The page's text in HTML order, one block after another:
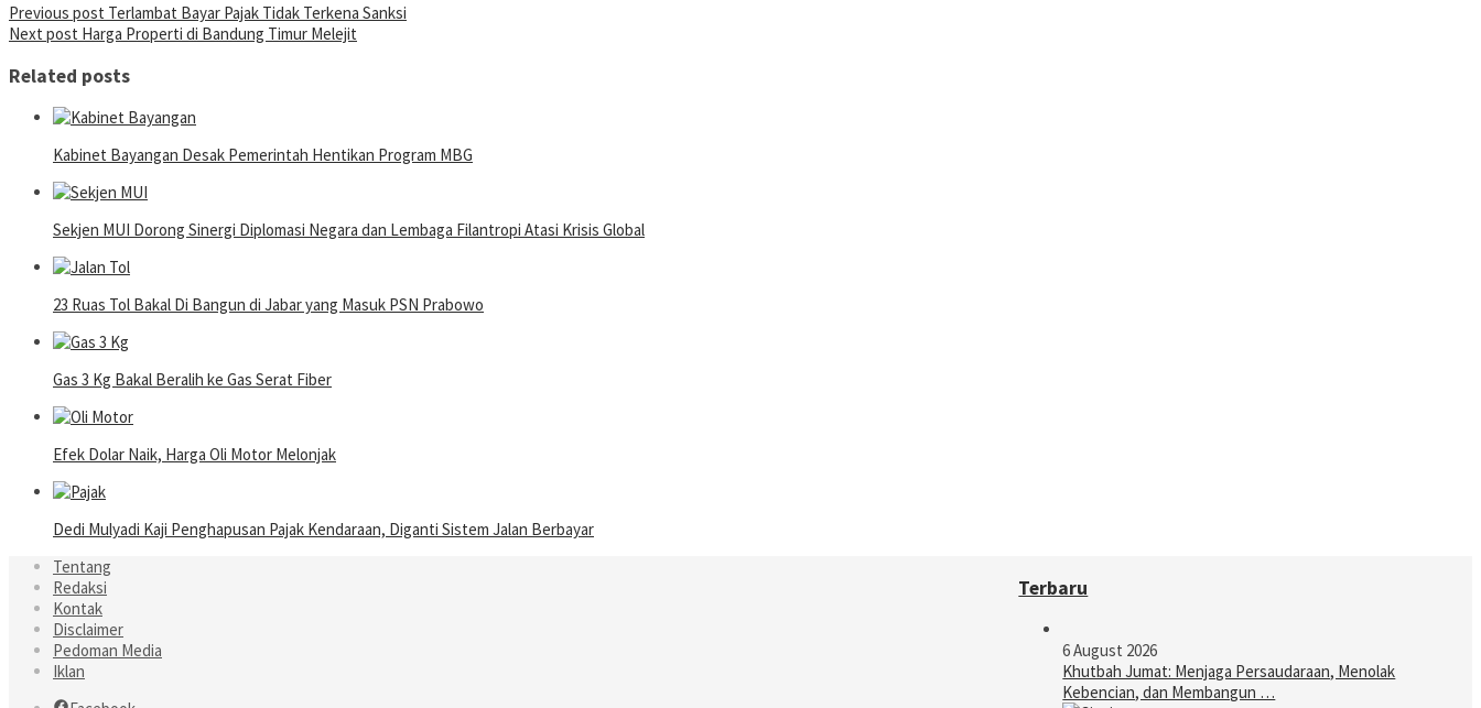
Post
navigation
Previous post Terlambat Bayar Pajak Tidak Terkena Sanksi
Next post Harga Properti di Bandung Timur Melejit
Related posts
Kabinet Bayangan Desak Pemerintah Hentikan Program MBG
Sekjen MUI Dorong Sinergi Diplomasi Negara dan Lembaga Filantropi Atasi Krisis Global
23 Ruas Tol Bakal Di Bangun di Jabar yang Masuk PSN Prabowo
Gas 3 Kg Bakal Beralih ke Gas Serat Fiber
Efek Dolar Naik, Harga Oli Motor Melonjak
Dedi Mulyadi Kaji Penghapusan Pajak Kendaraan, Diganti Sistem Jalan Berbayar
Terbaru
6 August 2026
Khutbah Jumat: Menjaga Persaudaraan, Menolak
Kebencian, dan Membangun …
Tentang
Redaksi
Kontak
Disclaimer
Pedoman Media
Iklan